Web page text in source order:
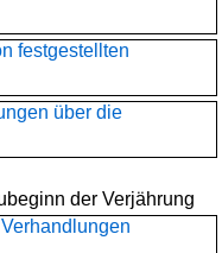
festgestellten
über die
der Verjährung